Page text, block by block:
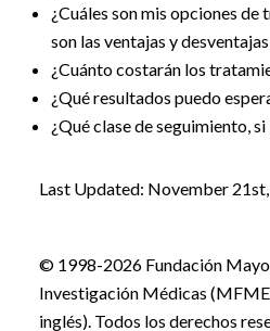
¿Cuáles son mis opciones
son las ventajas y
¿Cuánto costarán los
¿Qué resultados puedo
¿Qué clase de seguimiento,
Last Updated: November
© 1998-2026 Fundación Mayo
Investigación Médicas
inglés). Todos los derechos